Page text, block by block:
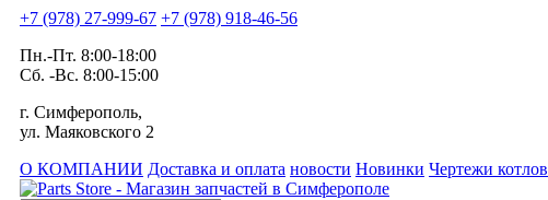
+7 (978) 27-999-67 +7 (978) 918-46-56
Пн.-Пт. 8:00-18:00
Сб. -Вс. 8:00-15:00
г. Симферополь,
ул. Маяковского 2
О КОМПАНИИ Доставка и оплата новости Новинки Чертежи котлов